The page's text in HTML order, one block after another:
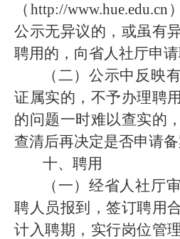
（ http://www.hue.edu.cn
公示无异议的，或虽有
聘用的，向省人社厅申请
（二）公示中反映
证属实的，不予办理聘
的问题一时难以查实的
查清后再决定是否申请备
十、聘用
（一）经省人社厅
聘人员报到，签订聘用
计入聘期，实行岗位管